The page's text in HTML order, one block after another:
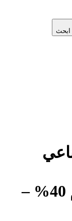
ابحث
00201006307526 خصم 40% –